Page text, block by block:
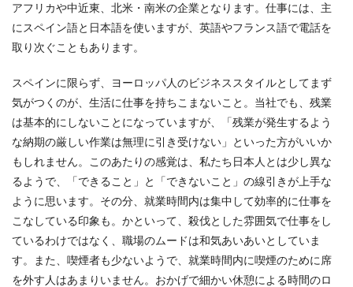
アフリカや中近東、北米・南米の企業となります。仕事には、主
にスペイン語と日本語を使いますが、英語やフランス語で電話を
取り次ぐこともあります。
スペインに限らず、ヨーロッパ人のビジネススタイルとしてまず
気がつくのが、生活に仕事を持ちこまないこと。当社でも、残業
は基本的にしないことになっていますが、「残業が発生するよう
な納期の厳しい作業は無理に引き受けない」といった方がいいか
もしれません。このあたりの感覚は、私たち日本人とは少し異な
るようで、「できること」と「できないこと」の線引きが上手な
ように思います。その分、就業時間内は集中して効率的に仕事を
こなしている印象も。かといって、殺伐とした雰囲気で仕事をし
ているわけではなく、職場のムードは和気あいあいとしていま
す。また、喫煙者も少ないようで、就業時間内に喫煙のために席
を外す人はあまりいません。おかげで細かい休憩による時間のロ